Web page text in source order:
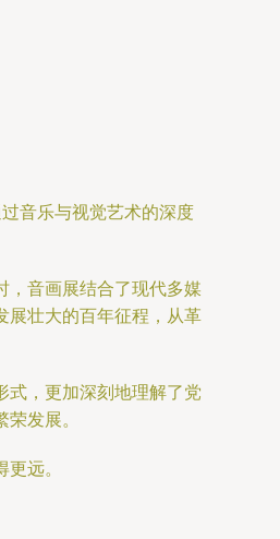
音乐与视觉艺术的深度
，音画展结合了现代多媒
展壮大的百年征程，从革
式，更加深刻地理解了党
发展。
远。